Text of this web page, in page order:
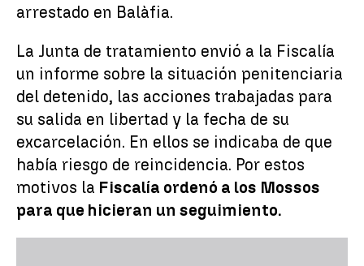
arrestado en Balàfia.
La Junta de tratamiento envió a la Fiscalía
un informe sobre la situación penitenciaria
del detenido, las acciones trabajadas para
su salida en libertad y la fecha de su
excarcelación. En ellos se indicaba de que
había riesgo de reincidencia. Por estos
motivos la Fiscalía ordenó a los Mossos
para que hicieran un seguimiento.